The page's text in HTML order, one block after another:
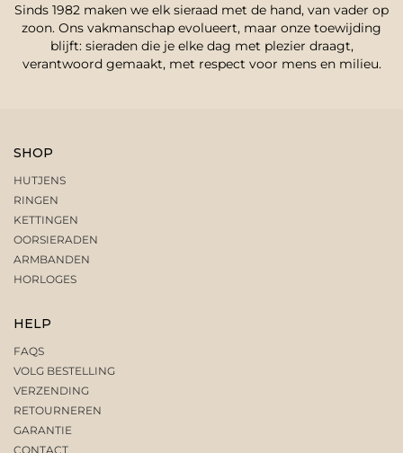
Sinds 1982 maken we elk sieraad met de hand, van vader op
zoon. Ons vakmanschap evolueert, maar onze toewijding
blijft: sieraden die je elke dag met plezier draagt,
verantwoord gemaakt, met respect voor mens en milieu.
SHOP
HUTJENS
RINGEN
KETTINGEN
OORSIERADEN
ARMBANDEN
HORLOGES
HELP
FAQS
VOLG BESTELLING
VERZENDING
RETOURNEREN
GARANTIE
CONTACT